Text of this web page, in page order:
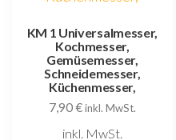
KM 1 Universalmesser,
Kochmesser,
Gemüsemesser,
Schneidemesser,
Küchenmesser,
7,90€inkl. MwSt.
inkl. MwSt.